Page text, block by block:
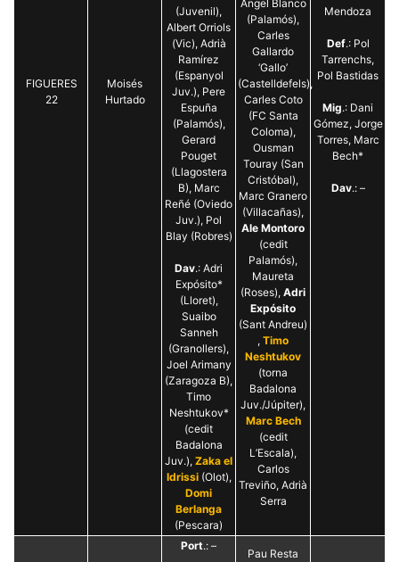
FIGUERES
22
Moisés
Hurtado
(Juvenil),
Albert Orriols
(Vic), Adrià
Ramírez
(Espanyol
Juv.), Pere
Espuña
(Palamós),
Gerard
Pouget
(Llagostera
B), Marc
Reñé (Oviedo
Juv.), Pol
Blay (Robres)
Dav.: Adri
Expósito*
(Lloret),
Suaibo
Sanneh
(Granollers),
Joel Arimany
(Zaragoza B),
Timo
Neshtukov*
(cedit
Badalona
Juv.), Zaka el
Idrissi(Olot),
Domi
Berlanga
(Pescara)
Ángel Blanco
(Palamós),
Carles
Gallardo
‘Gallo’
(Castelldefels),
Carles Coto
(FC Santa
Coloma),
Ousman
Touray (San
Cristóbal),
Marc Granero
(Villacañas),
Ale Montoro
(cedit
Palamós),
Maureta
(Roses), Adri
Expósito
(Sant Andreu)
, Timo
Neshtukov
(torna
Badalona
Juv./Júpiter),
Marc Bech
(cedit
L’Escala),
Carlos
Treviño, Adrià
Serra
Mendoza
Def.: Pol
Tarrenchs,
Pol Bastidas
Mig.: Dani
Gómez, Jorge
Torres, Marc
Bech*
Dav.: –
Port.: –
Pau Resta